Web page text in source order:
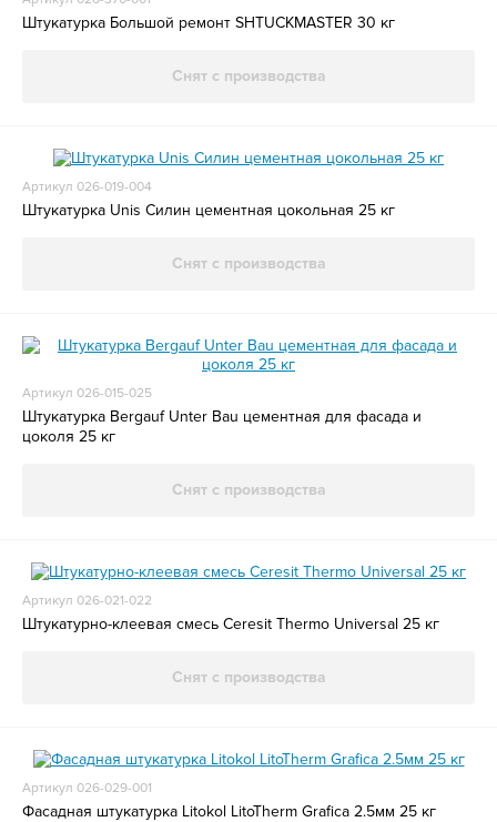
Штукатурка Большой ремонт SHTUCKMASTER 30 кг
Снят с производства
Артикул 026-019-004
Штукатурка Unis Силин цементная цокольная 25 кг
Снят с производства
Артикул 026-015-025
Штукатурка Bergauf Unter Bau цементная для фасада и
цоколя 25 кг
Снят с производства
Артикул 026-021-022
Штукатурно-клеевая смесь Ceresit Thermo Universal 25 кг
Снят с производства
Артикул 026-029-001
Фасадная штукатурка Litokol LitoTherm Grafica 2.5мм 25 кг